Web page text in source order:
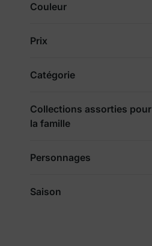
Couleur
Prix
Catégorie
Collections assorties pour
la famille
Personnages
Saison